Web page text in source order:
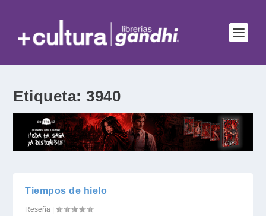
Etiqueta:3940
Tiempos de hielo
Reseña |